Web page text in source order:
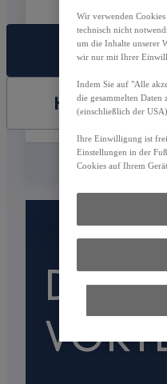
HÄNDLER
Vergleichen
DAS
Wir verwenden
technisch nicht
um die Inhalte unserer
wir nur mit Ihrer
Indem Sie auf "Alle
die gesammelten
(einschließlich der
Ihre Einwilligung ist
Einstellungen in der
Cookies auf Ihrem